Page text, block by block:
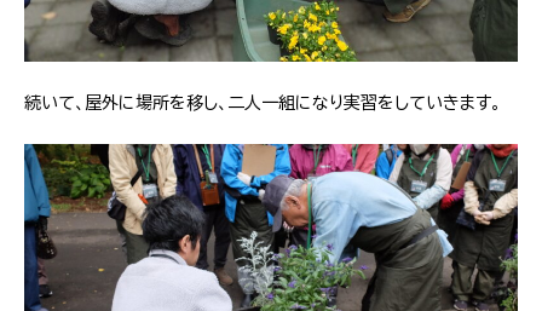
続いて、屋外に場所を移し、二人一組になり実習をしていきます。